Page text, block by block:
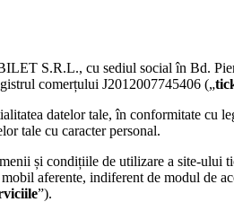
S.R.L., cu sediul social în Bd.
comerțului J2012007745406 („
datelor tale, în conformitate cu
tale cu caracter personal.
și condițiile de utilizare a site-ului
aferente, indiferent de modul de
”).